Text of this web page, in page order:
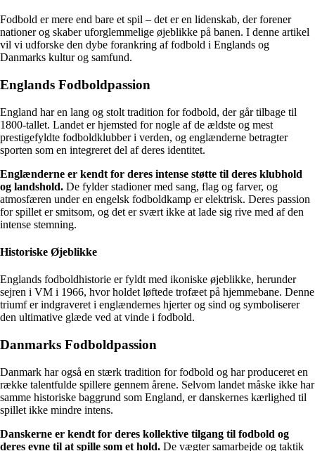
Fodbold er mere end bare et spil – det er en lidenskab, der forener
nationer og skaber uforglemmelige øjeblikke på banen. I denne artikel
vil vi udforske den dybe forankring af fodbold i Englands og
Danmarks kultur og samfund.
Englands Fodboldpassion
England har en lang og stolt tradition for fodbold, der går tilbage til
1800-tallet. Landet er hjemsted for nogle af de ældste og mest
prestigefyldte fodboldklubber i verden, og englænderne betragter
sporten som en integreret del af deres identitet.
Englænderne er kendt for deres intense støtte til deres klubhold
og landshold. De fylder stadioner med sang, flag og farver, og
atmosfæren under en engelsk fodboldkamp er elektrisk. Deres passion
for spillet er smitsom, og det er svært ikke at lade sig rive med af den
intense stemning.
Historiske Øjeblikke
Englands fodboldhistorie er fyldt med ikoniske øjeblikke, herunder
sejren i VM i 1966, hvor holdet løftede trofæet på hjemmebane. Denne
triumf er indgraveret i englændernes hjerter og sind og symboliserer
den ultimative glæde ved at vinde i fodbold.
Danmarks Fodboldpassion
Danmark har også en stærk tradition for fodbold og har produceret en
række talentfulde spillere gennem årene. Selvom landet måske ikke har
samme historiske baggrund som England, er danskernes kærlighed til
spillet ikke mindre intens.
Danskerne er kendt for deres kollektive tilgang til fodbold og
deres evne til at spille som et hold. De vægter samarbejde og taktik